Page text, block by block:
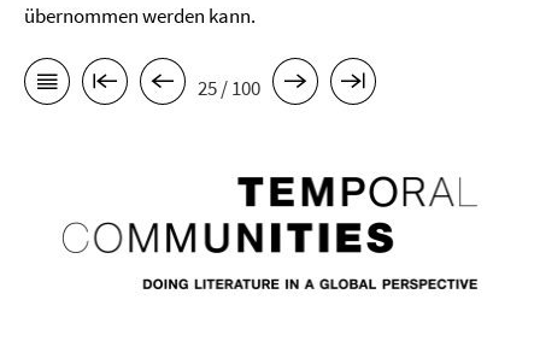
übernommen werden kann.
25 / 100